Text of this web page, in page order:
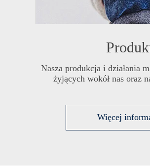
Nasza produkcja i działania
żyjących wokół nas oraz
Więcej